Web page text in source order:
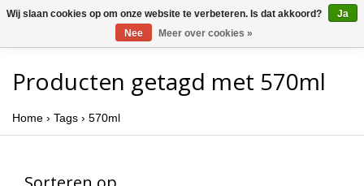
Producten getagd met 570ml
Home › Tags › 570ml
Wij slaan cookies op om onze website te verbeteren. Is dat akkoord?
Ja
Nee
Meer over cookies »